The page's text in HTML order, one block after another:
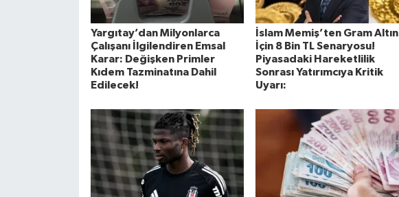
Yargıtay’dan Milyonlarca
Çalışanı İlgilendiren Emsal
Karar: Değişken Primler
Kıdem Tazminatına Dahil
Edilecek!
İslam Memiş’ten Gram Altın
İçin 8 Bin TL Senaryosu!
Piyasadaki Hareketlilik
Sonrası Yatırımcıya Kritik
Uyarı: